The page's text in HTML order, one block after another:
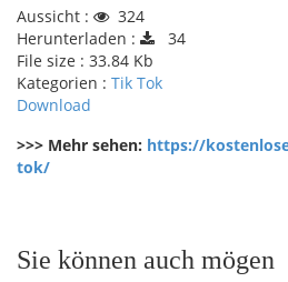
Play /
Aussicht :
324
Herunterladen :
34
File size : 33.84 Kb
Kategorien : Tik Tok
Download
>>> Mehr sehen: https://
tok/
Sie können auch mögen